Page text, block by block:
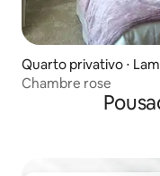
Quarto privativo ⋅
Chambre rose